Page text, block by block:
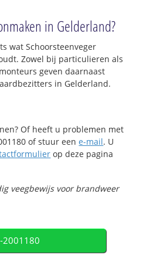
in Gelderland?
wat Schoorsteenveger
Zowel bij particulieren als
geven daarnaast
in Gelderland.
Of heeft u problemen met
of stuur eene-mail. U
op deze pagina
veegbewijs voor brandweer
2001180